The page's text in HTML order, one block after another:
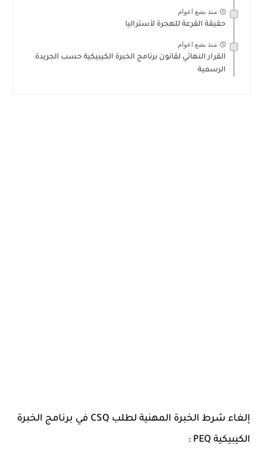
منذ بضع اعوام
حقيقة القرعة للهجرة لأستراليا
منذ بضع اعوام
القرار النهائي لقانون برنامج الخبرة الكيبيكية حسب الجريدة
الرسمية
إلغاء شرط الخبرة المهنية لطلب CSQ في برنامج الخبرة
الكيبيكية PEQ :